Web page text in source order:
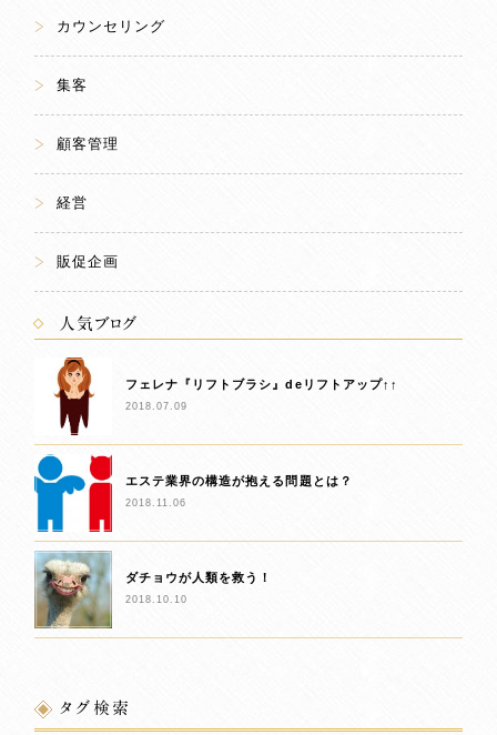
カウンセリング
集客
顧客管理
経営
販促企画
人気ブログ
フェレナ『リフトブラシ』deリフトアップ↑↑
2018.07.09
エステ業界の構造が抱える問題とは？
2018.11.06
ダチョウが人類を救う！
2018.10.10
タグ検索